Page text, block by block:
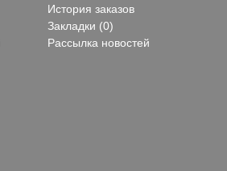
История заказов
Закладки (0)
Рассылка новостей